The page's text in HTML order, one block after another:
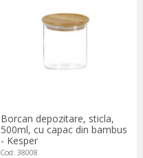
Borcan depozitare, sticla,
500ml, cu capac din bambus
- Kesper
Cod: 38008